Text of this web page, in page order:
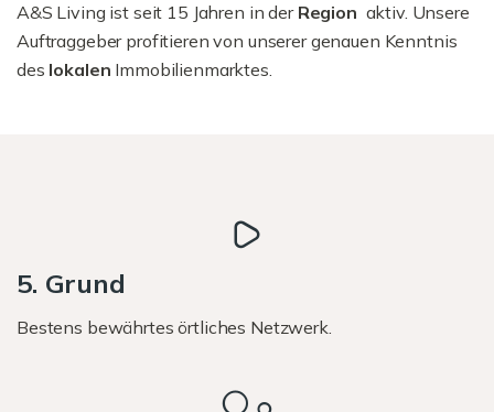
A&S Living ist seit 15 Jahren in der Region aktiv. Unsere
Auftraggeber profitieren von unserer genauen Kenntnis
des lokalen Immobilienmarktes.
5. Grund
Bestens bewährtes örtliches Netzwerk.